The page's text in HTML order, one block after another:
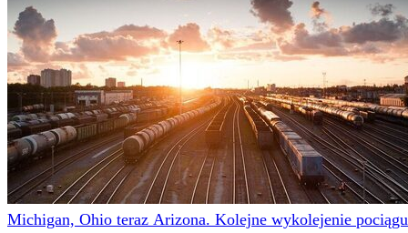
Michigan, Ohio teraz Arizona. Kolejne wykolejenie pociągu